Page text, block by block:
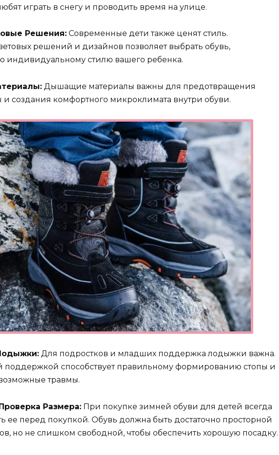
играть в снегу и проводить время на улице.
Решения: Современные дети также ценят стиль.
решений и дизайнов позволяет выбрать обувь,
индивидуальному стилю вашего ребенка.
Дышащие материалы важны для предотвращения
и создания комфортного микроклимата внутри обуви.
Для подростков и младших поддержка лодыжки важна.
поддержкой способствует правильному формированию стопы и
травмы.
Размера: При покупке зимней обуви для детей всегда
ее перед покупкой. Обувь должна быть достаточно просторной
но не слишком свободной, чтобы обеспечить хорошую посадку.